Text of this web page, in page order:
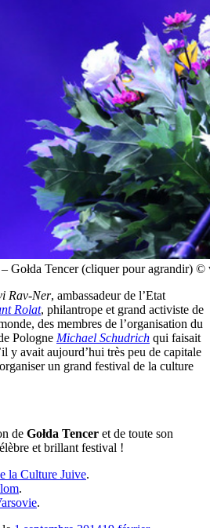
Gołda Tencer (cliquer pour agrandir)
Rav-Ner, ambassadeur de l’Etat
Rolat, philantrope et grand activiste de
des membres de l’organisation du
Pologne Michael Schudrich qui faisait
y avait aujourd’hui très peu de capitale
un grand festival de la culture
de Gołda Tencer et de toute son
et brillant festival !
la Culture Juive.
.
.